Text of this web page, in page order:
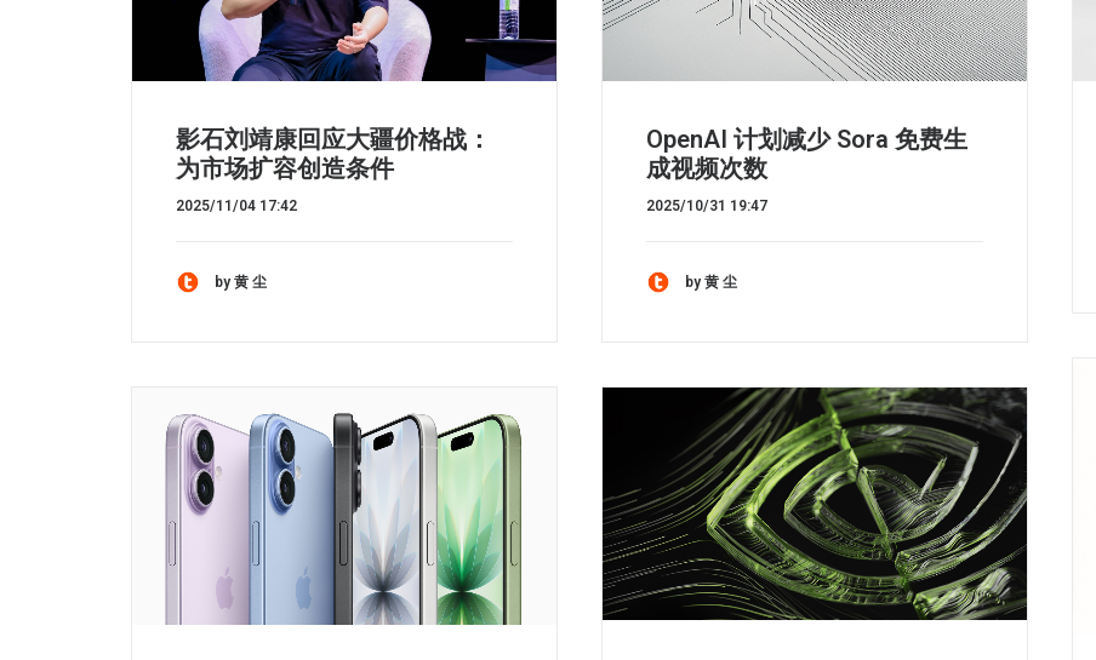
影石刘靖康回应大疆价格战：
为市场扩容创造条件
2025/11/04 17:42
by 黄 尘
OpenAI 计划减少 Sora 免费生
成视频次数
2025/10/31 19:47
by 黄 尘